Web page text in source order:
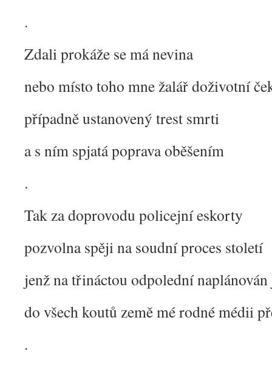
.
Zdali prokáže se má nevina
nebo místo toho mne žalář doživotní
případně ustanovený trest smrti
a s ním spjatá poprava oběšením
.
Tak za doprovodu policejní eskorty
pozvolna spěji na soudní proces století
jenž na třináctou odpolední naplánován
do všech koutů země mé rodné médii
.